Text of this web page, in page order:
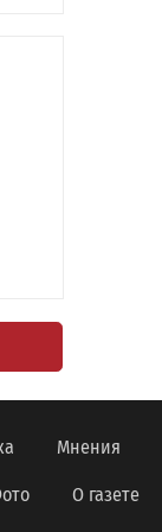
Мнения
О газете